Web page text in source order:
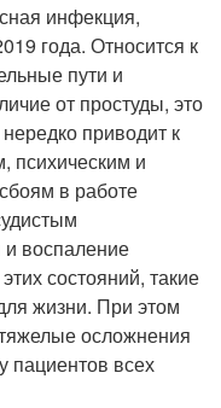
инфекция,
года. Относится к
пути и
от простуды, это
приводит к
психическим и
в работе
воспаление
состояний, такие
жизни. При этом
осложнения
пациентов всех